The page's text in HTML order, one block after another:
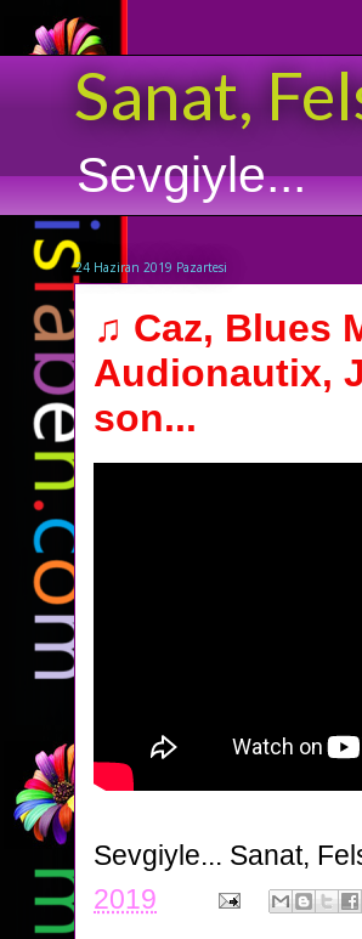
Sanat,
Sevgiyle...
24 Haziran 2019 Pazartesi
♫ Caz, Blues
Audionautix,
son...
Sevgiyle... Sanat,
2019